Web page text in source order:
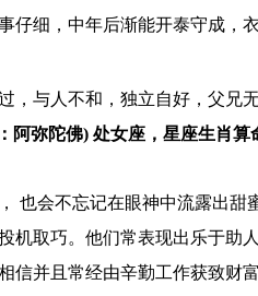
仔细，中年后渐能开泰守成，
与人不和，独立自好，父兄
阿弥陀佛) 处女座，星座生肖算
也会不忘记在眼神中流露出
取巧。他们常表现出乐于助
信并且常经由辛勤工作获致财